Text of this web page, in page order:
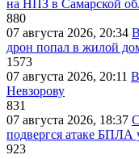
на НПЗ в Самарской
880
07 августа 2026, 20:34
дрон попал в жилой
1573
07 августа 2026, 20:11
Невзорову
831
07 августа 2026, 18:37
подвергся атаке БПЛА
923